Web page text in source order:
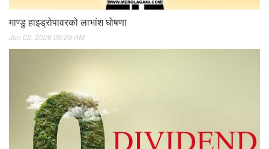
माण्डु हाइड्रोपावरको लाभांश घोषणा
Jun 02, 2026 09:29 AM